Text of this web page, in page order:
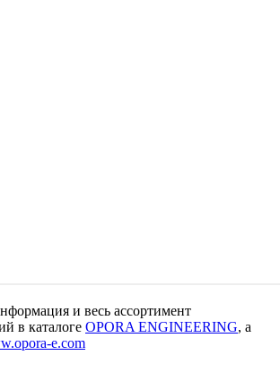
и весь ассортимент
в каталоге OPORA ENGINEERING, а
e.com